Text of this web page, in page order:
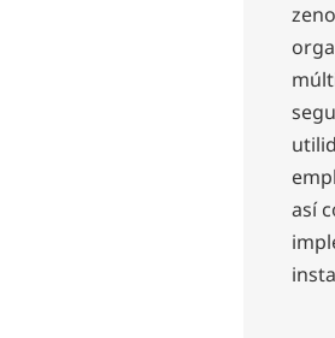
así